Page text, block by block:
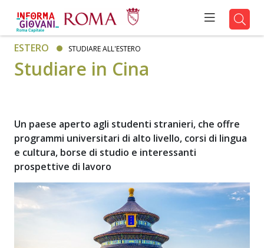
ESTERO STUDIARE ALL'ESTERO
Studiare in Cina
Un paese aperto agli studenti stranieri, che offre
programmi universitari di alto livello, corsi di lingua
e cultura, borse di studio e interessanti
prospettive di lavoro